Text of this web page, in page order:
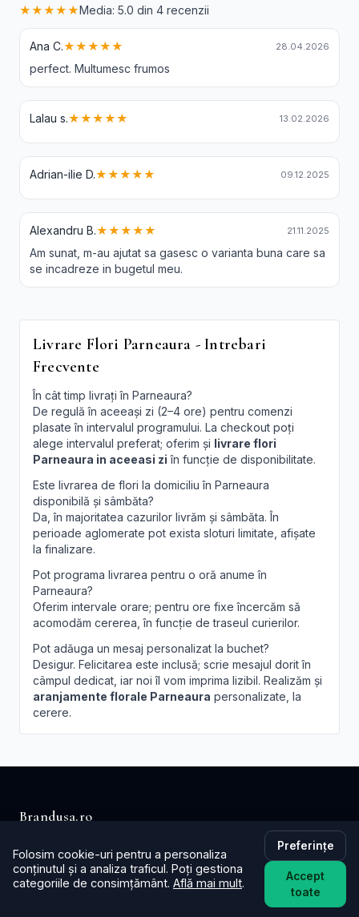
★★★★★Media: 5.0 din 4 recenzii
Ana C.★★★★★ 28.04.2026
perfect. Multumesc frumos
Lalau s.★★★★★ 13.02.2026
Adrian-ilie D.★★★★★ 09.12.2025
Alexandru B.★★★★★ 21.11.2025
Am sunat, m-au ajutat sa gasesc o varianta buna care sa
se incadreze in bugetul meu.
Livrare Flori Parneaura - Intrebari
Frecvente
În cât timp livrați în Parneaura?
De regulă în aceeași zi (2–4 ore) pentru comenzi
plasate în intervalul programului. La checkout poți
alege intervalul preferat; oferim și livrare flori
Parneaura in aceeasi zi în funcție de disponibilitate.
Este livrarea de flori la domiciliu în Parneaura
disponibilă și sâmbăta?
Da, în majoritatea cazurilor livrăm și sâmbăta. În
perioade aglomerate pot exista sloturi limitate, afișate
la finalizare.
Pot programa livrarea pentru o oră anume în
Parneaura?
Oferim intervale orare; pentru ore fixe încercăm să
acomodăm cererea, în funcție de traseul curierilor.
Pot adăuga un mesaj personalizat la buchet?
Desigur. Felicitarea este inclusă; scrie mesajul dorit în
câmpul dedicat, iar noi îl vom imprima lizibil. Realizăm și
aranjamente florale Parneaura personalizate, la
cerere.
Brandusa.ro
Buchete cu emoție, aranjamente cu suflet. Comandă
online flori cu livrare în aceeași zi în toată țara.
Folosim cookie-uri pentru a personaliza
conținutul și a analiza traficul. Poți gestiona
categoriile de consimțământ. Află mai mult.
Preferințe
Accept
toate